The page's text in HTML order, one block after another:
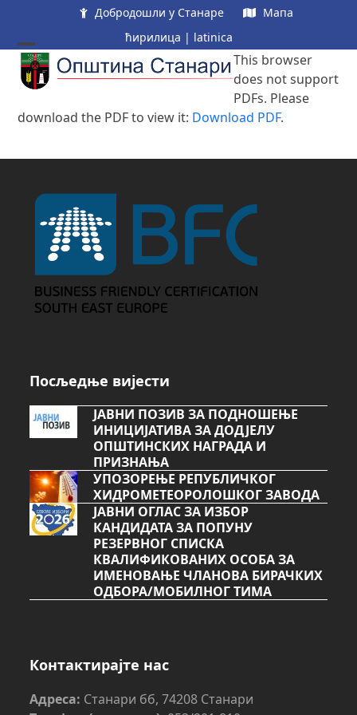
content
Добродошли у Станаре
Мапа
ћирилица | latinica
Open
mobile
menu
Close
mobile
menu
This browser
does not support
PDFs. Please
download the PDF to view it: Download PDF.
Посљедње вијести
ЈАВНИ ПОЗИВ ЗА ПОДНОШЕЊЕ
ИНИЦИЈАТИВА ЗА ДОДЈЕЛУ
ОПШТИНСКИХ НАГРАДА И
ПРИЗНАЊА
УПОЗОРЕЊЕ РЕПУБЛИЧКОГ
ХИДРОМЕТЕОРОЛОШКОГ ЗАВОДА
ЈАВНИ ОГЛАС ЗА ИЗБОР
КАНДИДАТА ЗА ПОПУНУ
РЕЗЕРВНОГ СПИСКА
КВАЛИФИКОВАНИХ ОСОБА ЗА
ИМЕНОВАЊЕ ЧЛАНОВА БИРАЧКИХ
ОДБОРА/МОБИЛНОГ ТИМА
Контактирајте нас
Адреса: Станари бб, 74208 Станари